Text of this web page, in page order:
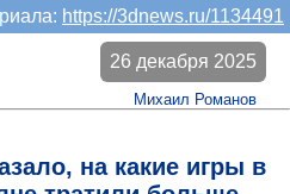
https://3dnews.ru/1134491
на какие игры в
26 декабря 2025
Михаил Романов